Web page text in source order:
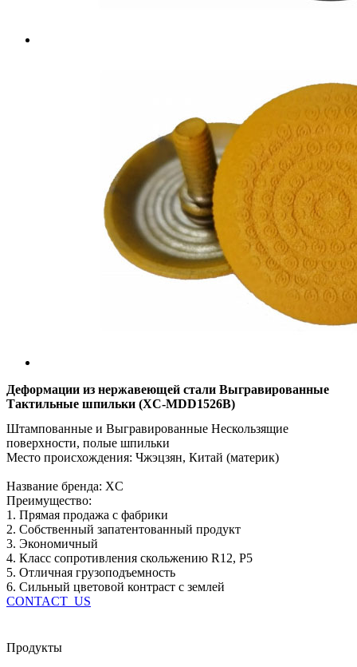
Деформации из нержавеющей стали Выгравированные
Тактильные шпильки (XC-MDD1526B)
Штампованные и Выгравированные Нескользящие
поверхности, полые шпильки
Место происхождения: Чжэцзян, Китай (материк)
Название бренда: XC
Преимущество:
1. Прямая продажа с фабрики
2. Собственный запатентованный продукт
3. Экономичный
4. Класс сопротивления скольжению R12, P5
5. Отличная грузоподъемность
6. Сильный цветовой контраст с землей
CONTACT_US
Продукты